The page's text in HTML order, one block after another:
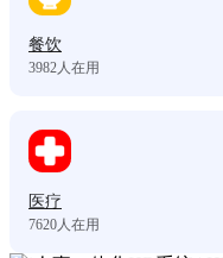
餐饮
3982人在用
医疗
7620人在用